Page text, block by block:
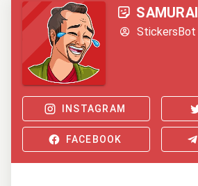
SAMURAI
StickersBot
INSTAGRAM
FACEBOOK